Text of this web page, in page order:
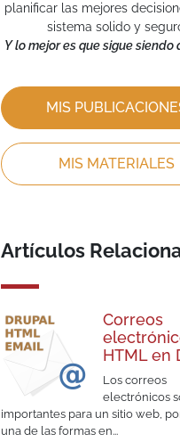
planificar las mejores
sistema solido y
Y lo mejor es que sigue siendo
MIS
MIS MATERIALES
Artículos
Correos
HTML en
Los correos
electrónicos
importantes para un sitio web,
una de las formas en...